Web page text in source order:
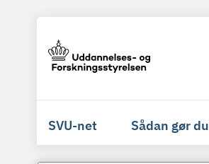
SVU-net Sådan gør du